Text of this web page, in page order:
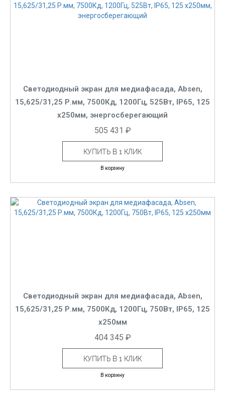
Светодиодный экран для медиафасада, Absen,
15,625/31,25 Р.мм, 7500Кд, 1200Гц, 525Вт, IP65, 125
x250мм, энергосберегающий
505 431 ₽
КУПИТЬ В 1 КЛИК
В корзину
Светодиодный экран для медиафасада, Absen,
15,625/31,25 Р.мм, 7500Кд, 1200Гц, 750Вт, IP65, 125
x250мм
404 345 ₽
КУПИТЬ В 1 КЛИК
В корзину